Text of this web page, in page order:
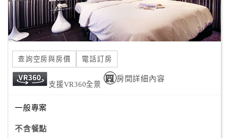
度
訂
單
管
理
員
查詢空房與房價 電話訂房
支援VR360全景
房間詳細內容
一般專案
不含餐點